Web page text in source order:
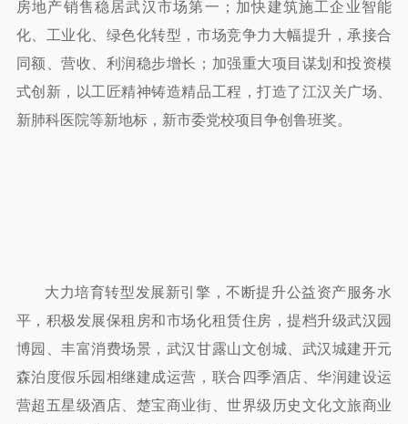
房地产销售稳居武汉市场第一；加快建筑施工企业智能
化、工业化、绿色化转型，市场竞争力大幅提升，承接合
同额、营收、利润稳步增长；加强重大项目谋划和投资模
式创新，以工匠精神铸造精品工程，打造了江汉关广场、
新肺科医院等新地标，新市委党校项目争创鲁班奖。
大力培育转型发展新引擎，不断提升公益资产服务水
平，积极发展保租房和市场化租赁住房，提档升级武汉园
博园、丰富消费场景，武汉甘露山文创城、武汉城建开元
森泊度假乐园相继建成运营，联合四季酒店、华润建设运
营超五星级酒店、楚宝商业街、世界级历史文化文旅商业